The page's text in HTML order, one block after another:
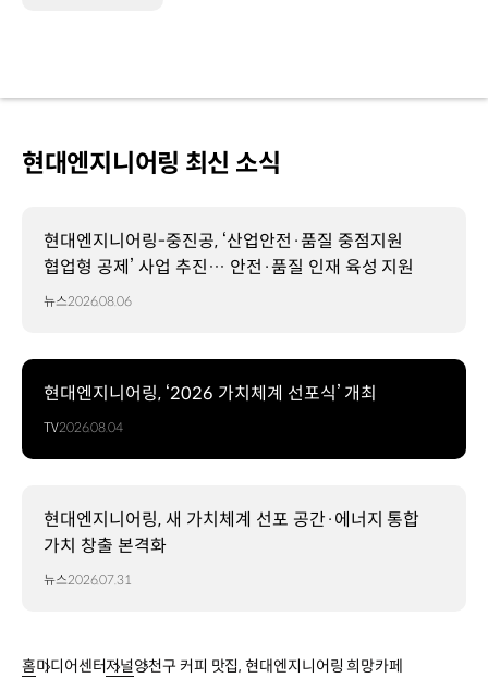
현대엔지니어링 최신 소식
현대엔지니어링-중진공, ‘산업안전·품질 중점지원
협업형 공제’ 사업 추진… 안전·품질 인재 육성 지원
뉴스2026.08.06
현대엔지니어링, ‘2026 가치체계 선포식’ 개최
TV2026.08.04
현대엔지니어링, 새 가치체계 선포 공간·에너지 통합
가치 창출 본격화
뉴스2026.07.31
홈미디어센터저널양천구 커피 맛집, 현대엔지니어링 희망카페